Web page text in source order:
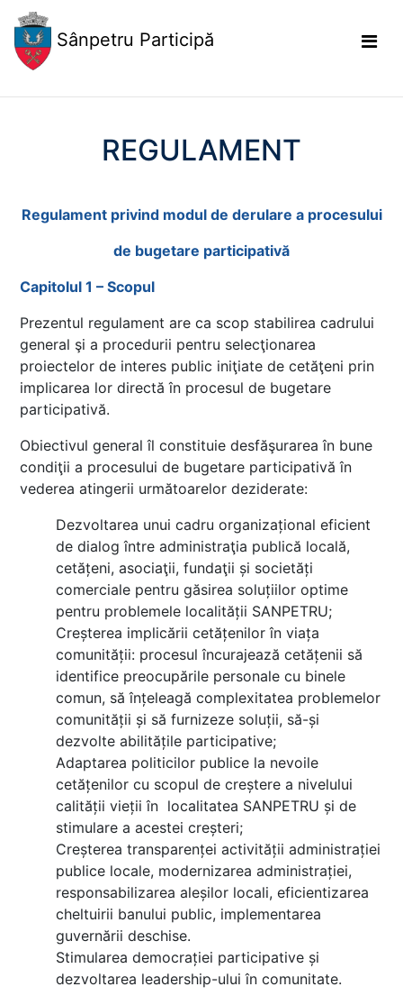
Sânpetru Participă
REGULAMENT
Regulament privind modul de derulare a procesului
de bugetare participativă
Capitolul 1 – Scopul
Prezentul regulament are ca scop stabilirea cadrului
general şi a procedurii pentru selecţionarea
proiectelor de interes public iniţiate de cetăţeni prin
implicarea lor directă în procesul de bugetare
participativă.
Obiectivul general îl constituie desfăşurarea în bune
condiţii a procesului de bugetare participativă în
vederea atingerii următoarelor deziderate:
Dezvoltarea unui cadru organizațional eficient
de dialog între administraţia publică locală,
cetățeni, asociaţii, fundaţii și societăți
comerciale pentru găsirea soluțiilor optime
pentru problemele localității SANPETRU;
Creșterea implicării cetățenilor în viața
comunității: procesul încurajează cetățenii să
identifice preocupările personale cu binele
comun, să înțeleagă complexitatea problemelor
comunității și să furnizeze soluții, să-și
dezvolte abilitățile participative;
Adaptarea politicilor publice la nevoile
cetățenilor cu scopul de creștere a nivelului
calității vieții în localitatea SANPETRU și de
stimulare a acestei creșteri;
Creșterea transparenței activității administrației
publice locale, modernizarea administrației,
responsabilizarea aleșilor locali, eficientizarea
cheltuirii banului public, implementarea
guvernării deschise.
Stimularea democrației participative și
dezvoltarea leadership-ului în comunitate.